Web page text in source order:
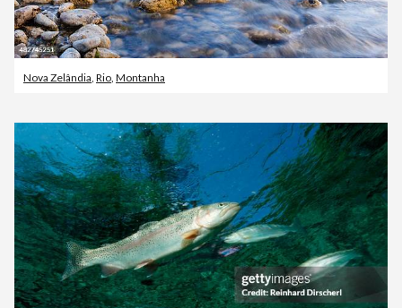
Nova Zelândia Rio Montanha